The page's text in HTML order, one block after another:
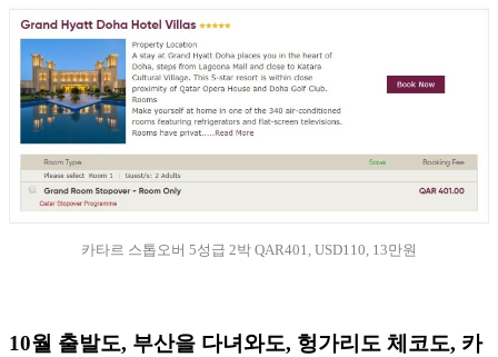
카타르 스톱오버 5성급 2박 QAR401, USD110, 13만원
10월 출발도, 부산을 다녀와도, 헝가리도 체코도, 카